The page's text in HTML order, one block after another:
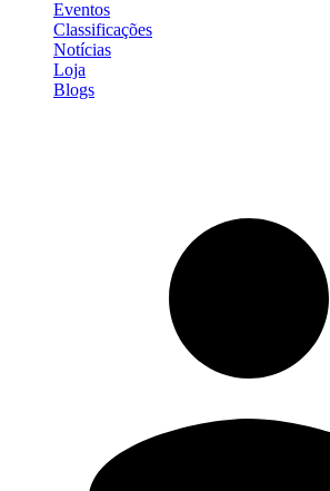
Eventos
Classificações
Notícias
Loja
Blogs